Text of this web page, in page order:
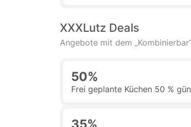
XXXLutz Deals
Angebote mit dem
50%
Frei geplante Küchen 50 %